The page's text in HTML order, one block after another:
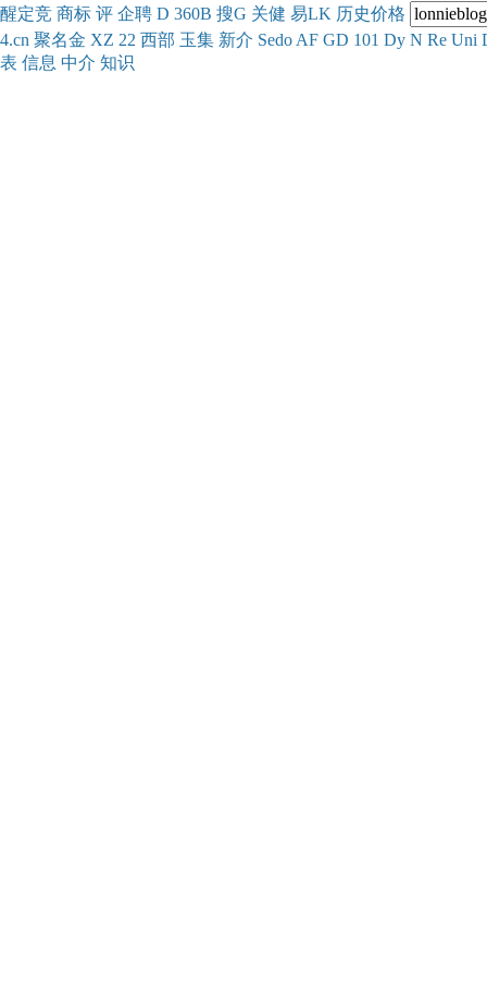
醒定竞 商标 评 企聘 D 360B 搜G 关健 易LK 历史价格
4.cn 聚名金 XZ 22 西部 玉集 新介 Sedo AF GD 101 Dy N Re Uni
表 信息 中介 知识